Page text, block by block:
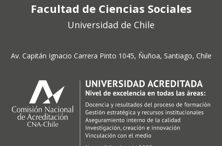
Facultad de Ciencias Sociales
Universidad de Chile
Av. Capitán Ignacio Carrera Pinto 1045, Ñuñoa, Santiago, Chile